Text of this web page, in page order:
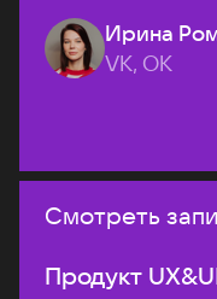
Ирина
VK, ОК
Смотреть
Продукт